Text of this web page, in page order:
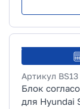
Артикул BS13
Блок
для Hyundai